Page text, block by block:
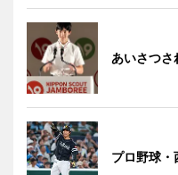
あいさつさ
プロ野球